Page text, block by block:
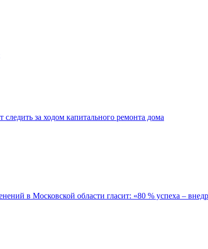
за ходом капитального ремонта дома
в Московской области гласит: «80 % успеха –